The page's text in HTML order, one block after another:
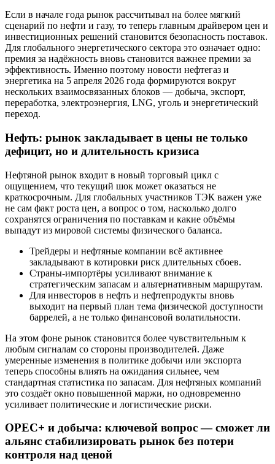
Если в начале года рынок рассчитывал на более мягкий
сценарий по нефти и газу, то теперь главным драйвером цен и
инвестиционных решений становится безопасность поставок.
Для глобального энергетического сектора это означает одно:
премия за надёжность вновь становится важнее премии за
эффективность. Именно поэтому новости нефтегаз и
энергетика на 5 апреля 2026 года формируются вокруг
нескольких взаимосвязанных блоков — добыча, экспорт,
переработка, электроэнергия, LNG, уголь и энергетический
переход.
Нефть: рынок закладывает в цены не только
дефицит, но и длительность кризиса
Нефтяной рынок входит в новый торговый цикл с
ощущением, что текущий шок может оказаться не
краткосрочным. Для глобальных участников ТЭК важен уже
не сам факт роста цен, а вопрос о том, насколько долго
сохранятся ограничения по поставкам и какие объёмы
выпадут из мировой системы физического баланса.
Трейдеры и нефтяные компании всё активнее
закладывают в котировки риск длительных сбоев.
Страны-импортёры усиливают внимание к
стратегическим запасам и альтернативным маршрутам.
Для инвесторов в нефть и нефтепродукты вновь
выходит на первый план тема физической доступности
баррелей, а не только финансовой волатильности.
На этом фоне рынок становится более чувствительным к
любым сигналам со стороны производителей. Даже
умеренные изменения в политике добычи или экспорта
теперь способны влиять на ожидания сильнее, чем
стандартная статистика по запасам. Для нефтяных компаний
это создаёт окно повышенной маржи, но одновременно
усиливает политические и логистические риски.
OPEC+ и добыча: ключевой вопрос — сможет ли
альянс стабилизировать рынок без потери
контроля над ценой